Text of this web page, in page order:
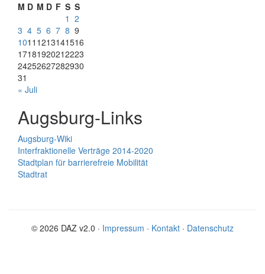
M D M D F S S
1 2
3 4 5 6 7 8 9
1011 1213141516
17181920212223
24252627282930
31
« Juli
Augsburg-Links
Augsburg-Wiki
Interfraktionelle Verträge 2014-2020
Stadtplan für barrierefreie Mobilität
Stadtrat
© 2026 DAZ v2.0 · Impressum · Kontakt · Datenschutz